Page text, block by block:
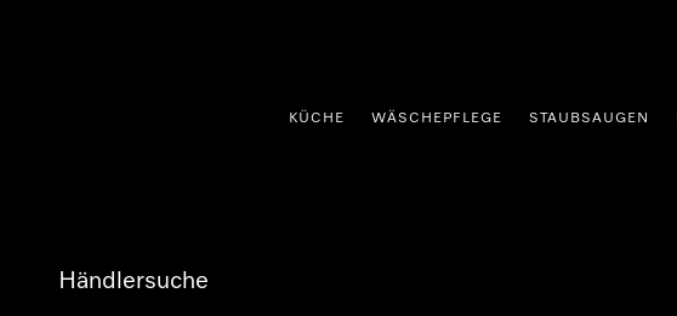
KÜCHE WÄSCHEPFLEGE STAUBSAUGEN
Händlersuche